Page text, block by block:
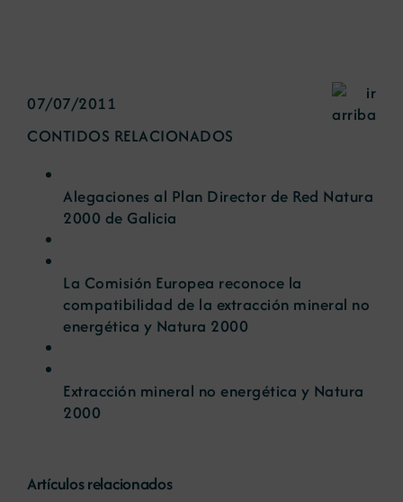
07/07/2011
CONTIDOS RELACIONADOS
Alegaciones al Plan Director de Red Natura
2000 de Galicia
La Comisión Europea reconoce la
compatibilidad de la extracción mineral no
energética y Natura 2000
Extracción mineral no energética y Natura
2000
Artículos relacionados